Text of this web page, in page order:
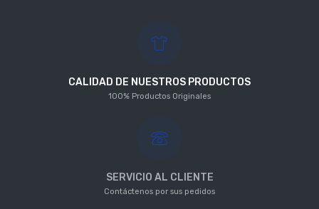
CALIDAD DE NUESTROS PRODUCTOS
100% Productos Originales
SERVICIO AL CLIENTE
Contáctenos por sus pedidos